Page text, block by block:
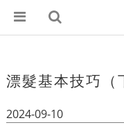
漂髮基本技巧（
2024-09-10